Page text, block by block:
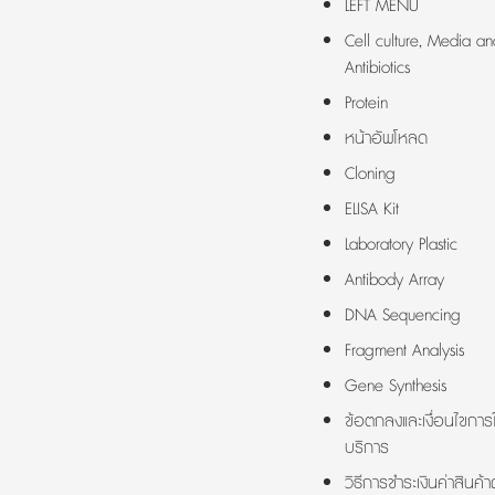
LEFT MENU
Cell culture, Media
Antibiotics
Protein
หน้าอัพโหลด
Cloning
ELISA Kit
Laboratory Plastic
Antibody Array
DNA Sequencing
Fragment Analysis
Gene Synthesis
ข้อตกลงและเงื่อนไขการ
บริการ
วิธีการชำระเงินค่าสินค้